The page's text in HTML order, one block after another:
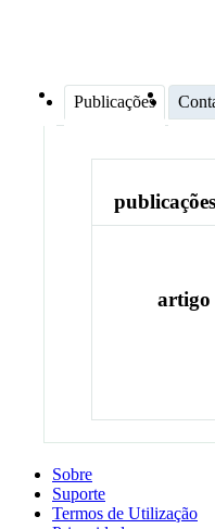
Publicações
artigo
Sobre
Suporte
Termos de Utilização